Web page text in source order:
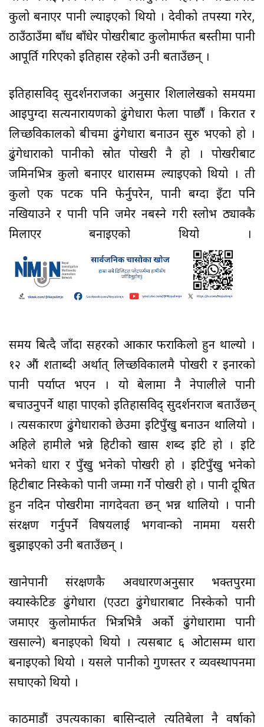
कुलो बनाएर पानी ल्याइएको थियो । देवीको तपस्या गरेर,
ठाउँठाउँमा बाँध बाँधेर पोखरीबाट कुलोमार्फत बस्तीमा पानी
आपूर्ति गरिएको इतिहास रहेको उनी बताउँछन् ।
इतिहासविद् सुदर्शनराजका अनुसार शिलालेखको समयमा
आइपुग्दा सत्यनारायणको ढुंगेधारा फेला पार्छौं । किरात र
लिच्छविकालको बीचमा ढुंगेधारा बनाउन सुरु भएको हो ।
ढुंगेधाराको पानीको स्रोत पोखरी नै हो । पोखरीबाट
जमिनभित्र कुलो बनाएर धारासम्म ल्याइएको थियो । ती
कुलो एक पटक पनि फेर्नुपरेन, पानी बग्दा इँटा पनि
नखियाउने र पानी पनि जमेर नबस्ने गरी स्लोभ ठ्याक्कै
मिलाएर बनाइएको थियो ।
समय बित्दै जाँदा सहरको आकार फराकिलो हुन थाल्यो ।
१२ औं शताब्दी अर्थात् लिच्छविकालमै पोखरी र इनारको
पानी पर्याप्त भएन । यो बेलामा नै नेपालीले पानी
बचाउनुपर्ने थाहा पाएको इतिहासविद् सुदर्शनराज बताउँछन्
। त्यसकारण ढुंगेधाराको छेउमा इटिपुँखु बनाउन थालियो ।
अहिले हामीले भन्ने हिटीको खास शब्द इटि हो । इटि
भनेको धारा र पुँखु भनेको पोखरी हो । इटिपुँखु भनेको
हिटीबाट निस्केको पानी जम्मा गर्ने पोखरी हो । पानी दूषित
हुन नदिन पोखरीमा नागदेवता छन् भन्न थालियो । पानी
संरक्षण गर्नुपर्ने विषयलाई भगवान्को नाममा यसरी
बुझाइएको उनी बताउँछन् ।
खानेपानी संरक्षणकै अवधारणअनुसार भक्तपुरमा
क्यास्केटिङ ढुंगेधारा (एउटा ढुंगेधाराबाट निस्केको पानी
जमाएर कुलोमार्फत भित्रभित्रै अर्को ढुंगेधारामा पानी
खसाल्ने) बनाइएको थियो । त्यसबाट ६ ओटासम्म धारा
बनाइएको थियो । यसले पानीको गुणस्तर र व्यवस्थापनमा
सघाएको थियो ।
काठमाडौं उपत्यकाका बासिन्दाले त्यतिबेला नै वर्षाको